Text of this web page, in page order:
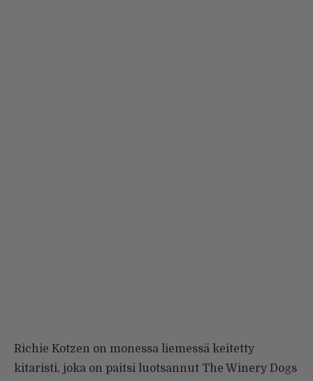
Richie Kotzen on monessa liemessä keitetty
kitaristi, joka on paitsi luotsannut The Winery Dogs